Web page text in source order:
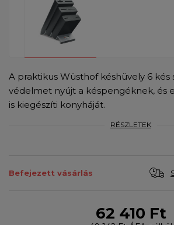
A praktikus Wüsthof késhüvely 6 kés
védelmet nyújt a késpengéknek, és
is kiegészíti konyháját.
RÉSZLETEK
Befejezett vásárlás
62 410 Ft